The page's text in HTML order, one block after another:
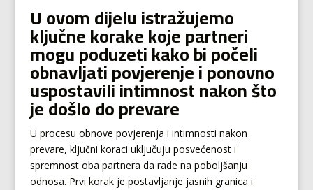
U ovom dijelu istražujemo
ključne korake koje partneri
mogu poduzeti kako bi počeli
obnavljati povjerenje i ponovno
uspostavili intimnost nakon što
je došlo do prevare
U procesu obnove povjerenja i intimnosti nakon
prevare, ključni koraci uključuju posvećenost i
spremnost oba partnera da rade na poboljšanju
odnosa. Prvi korak je postavljanje jasnih granica i